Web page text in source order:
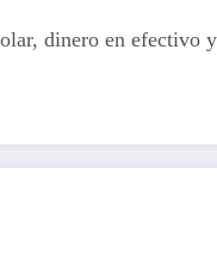
dinero en efectivo